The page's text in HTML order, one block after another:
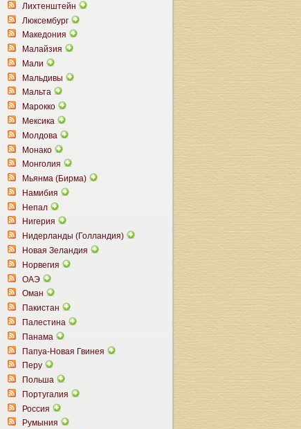
Лихтенштейн
Люксембург
Македония
Малайзия
Мали
Мальдивы
Мальта
Марокко
Мексика
Молдова
Монако
Монголия
Мьянма (Бирма)
Намибия
Непал
Нигерия
Нидерланды (Голландия)
Новая Зеландия
Норвегия
ОАЭ
Оман
Пакистан
Палестина
Панама
Папуа-Новая Гвинея
Перу
Польша
Португалия
Россия
Румыния